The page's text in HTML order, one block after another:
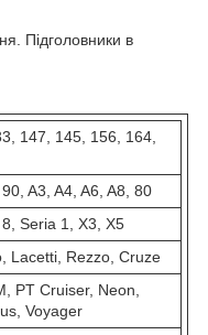
Підголовники в
147, 145, 156, 164,
A3, A4, A6, A8, 80
Seria 1, X3, X5
Lacetti, Rezzo, Cruze
PT Cruiser, Neon,
Voyager